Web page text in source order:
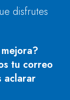
disfrutes
tu correo
aclarar